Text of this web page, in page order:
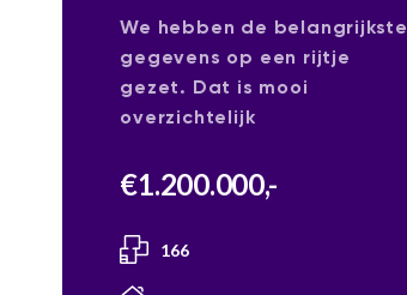
We hebben de belangrijkste
gegevens op een rijtje
gezet. Dat is mooi
overzichtelijk
€1.200.000,-
166